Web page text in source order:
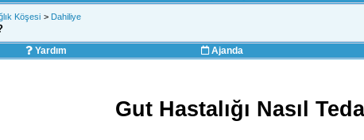
Köşesi > Dahiliye
Yardım Ajanda
Gut Hastalığı Nasıl